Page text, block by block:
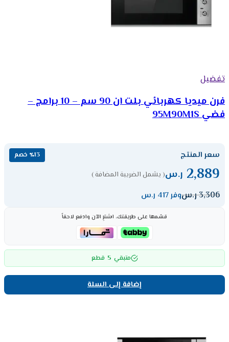
تفضيل
فرن ميديا كهربائي بلت ان 90 سم – 10 برامج –
فضي 95M90M1S
سعر المنتج ٪13 خصم
2,889 ر.س( يشمل الضريبة المضافة )
3,306ر.سوفر 417 ر.س
قسّمها على طريقتك، اشترِ الآن وادفع لاحقاً
متبقي 5 قطع
إضافة إلى السلة